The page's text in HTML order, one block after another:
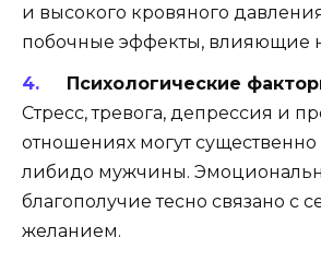
и высокого кровяного
побочные эффекты, влияющие
Психологические
Стресс, тревога, депрессия и
отношениях могут существенно
либидо мужчины.
благополучие тесно связано с
желанием.